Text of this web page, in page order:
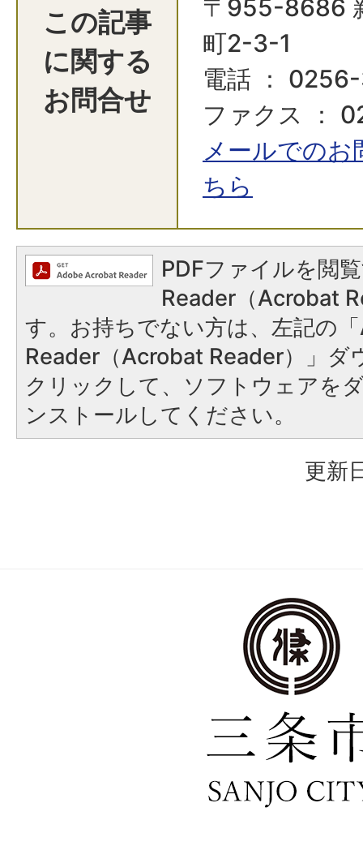
この記事
に関する
お問合せ
〒955-8686
町2-3-1
電話 ：
ファクス ：
メールでの
ちら
PDFファイルを閲
Reader（Acrobat
す。お持ちでない方は、左記の
Reader（Acrobat Reader）」ダ
クリックして、ソフトウェアを
ンストールしてください。
更新